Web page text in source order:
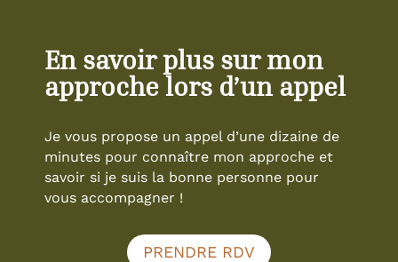
En savoir plus sur mon
approche lors d’un appel
Je vous propose un appel d’une dizaine de
minutes pour connaître mon approche et
savoir si je suis la bonne personne pour
vous accompagner !
PRENDRE RDV